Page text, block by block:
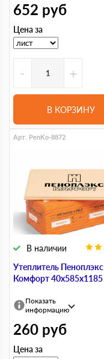
652 руб
Цена за
- +
В КОРЗИНУ
Утеплитель Пеноплэкс
Комфорт 40х585х1185
В наличии
Арт. PenKo-8872
Показать
информацию
260 руб
Цена за